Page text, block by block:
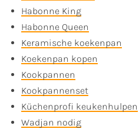
Habonne King
Habonne Queen
Keramische koekenpan
Koekenpan kopen
Kookpannen
Kookpannenset
Küchenprofi keukenhulpen
Wadjan nodig